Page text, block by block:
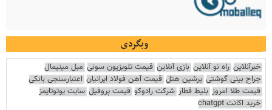
وبگردی
خبرآنلاین راه نو آنلاین بازی آنلاین قیمت تلویزیون سونی مبل مینیمال
جراح بینی گوشتی پرشین هتل قیمت آهن فولاد ایرانیان اعتبارسنجی بانکی
قیمت طلا امروز بلیط قطار شرکت رادوکو قیمت پروفیل سایت یوتوتایمز
خرید اکانت chatgpt